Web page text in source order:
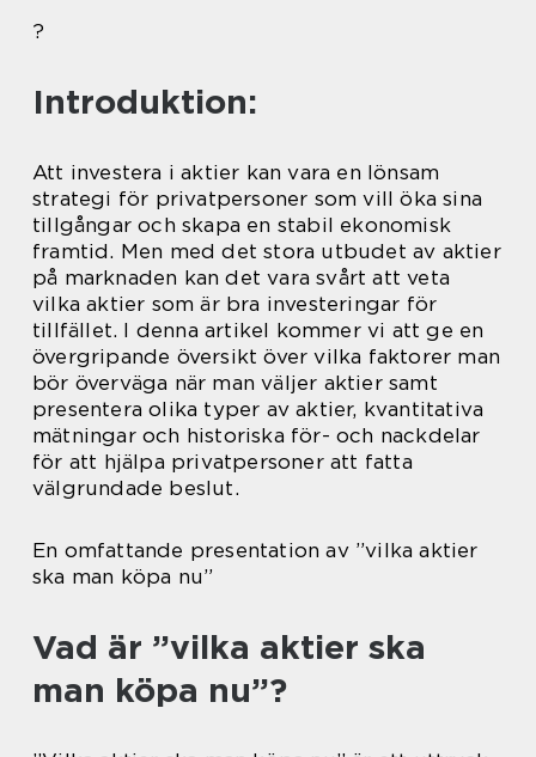
?
Introduktion:
Att investera i aktier kan vara en lönsam
strategi för privatpersoner som vill öka sina
tillgångar och skapa en stabil ekonomisk
framtid. Men med det stora utbudet av aktier
på marknaden kan det vara svårt att veta
vilka aktier som är bra investeringar för
tillfället. I denna artikel kommer vi att ge en
övergripande översikt över vilka faktorer man
bör överväga när man väljer aktier samt
presentera olika typer av aktier, kvantitativa
mätningar och historiska för- och nackdelar
för att hjälpa privatpersoner att fatta
välgrundade beslut.
En omfattande presentation av ”vilka aktier
ska man köpa nu”
Vad är ”vilka aktier ska
man köpa nu”?